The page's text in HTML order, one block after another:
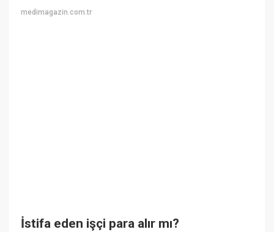
medimagazin.com.tr
İstifa eden işçi para alır mı?